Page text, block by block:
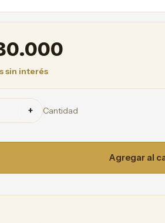
sin interés
+ Cantidad
Agregar al